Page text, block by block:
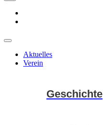
Aktuelles
Verein
Geschichte